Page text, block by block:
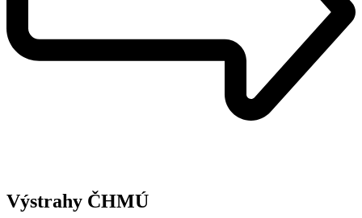
Výstrahy ČHMÚ